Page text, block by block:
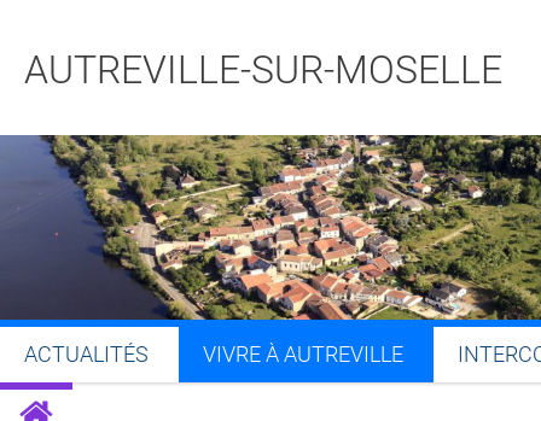
AUTREVILLE-SUR-MOSELLE
ACTUALITÉS VIVRE À AUTREVILLE